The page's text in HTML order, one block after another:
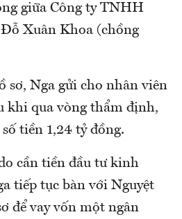
giữa Công ty TNHH
Xuân Khoa (chồng
sơ, Nga gửi cho nhân viên
khi qua vòng thẩm định,
tiền 1,24 tỷ đồng.
cần tiền đầu tư kinh
tiếp tục bàn với Nguyệt
để vay vốn một ngân